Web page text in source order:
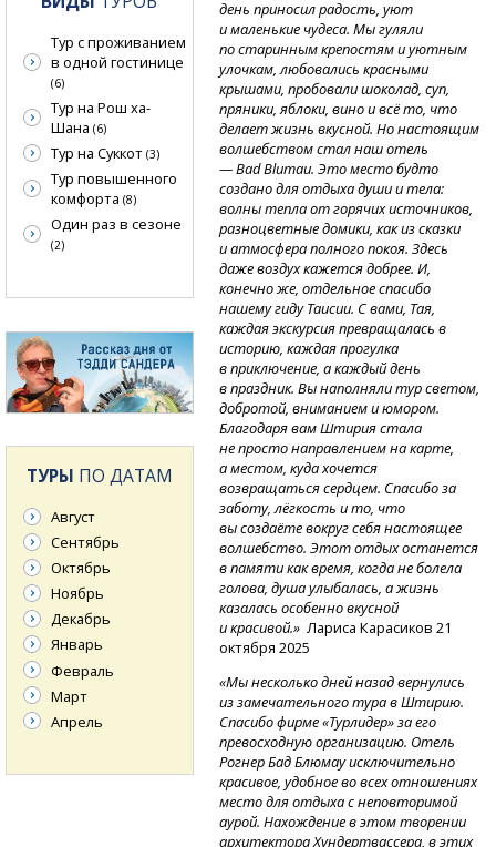
день приносил радость, уют
и маленькие чудеса. Мы гуляли
по старинным крепостям и уютным
улочкам, любовались красными
крышами, пробовали шоколад, суп,
пряники, яблоки, вино и всё то, что
делает жизнь вкусной. Но настоящим
волшебством стал наш отель
— Bad Blumau. Это место будто
создано для отдыха души и тела:
волны тепла от горячих источников,
разноцветные домики, как из сказки
и атмосфера полного покоя. Здесь
даже воздух кажется добрее. И,
конечно же, отдельное спасибо
нашему гиду Таисии. С вами, Тая,
каждая экскурсия превращалась в
историю, каждая прогулка
в приключение, а каждый день
в праздник. Вы наполняли тур светом,
добротой, вниманием и юмором.
Благодаря вам Штирия стала
не просто направлением на карте,
а местом, куда хочется
возвращаться сердцем. Спасибо за
заботу, лёгкость и то, что
вы создаёте вокруг себя настоящее
волшебство. Этот отдых останется
в памяти как время, когда не болела
голова, душа улыбалась, а жизнь
казалась особенно вкусной
и красивой.» Лариса Карасиков 21
октября 2025
«Мы несколько дней назад вернулись
из замечательного тура в Штирию.
Спасибо фирме «Турлидер» за его
превосходную организацию. Отель
Рогнер Бад Блюмау исключительно
красивое, удобное во всех отношениях
место для отдыха с неповторимой
аурой. Нахождение в этом творении
архитектора Хундертвассера, в этих
Тур с проживанием
в одной гостинице
(6)
Тур на Рош ха-
Шана (6)
Тур на Суккот (3)
Тур повышенного
комфорта (8)
Один раз в сезоне
(2)
ТУРЫ ПО ДАТАМ
Август
Сентябрь
Октябрь
Ноябрь
Декабрь
Январь
Февраль
Март
Апрель